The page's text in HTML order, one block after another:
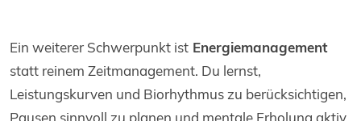
Ein weiterer Schwerpunkt ist Energiemanagement
statt reinem Zeitmanagement. Du lernst,
Leistungskurven und Biorhythmus zu berücksichtigen,